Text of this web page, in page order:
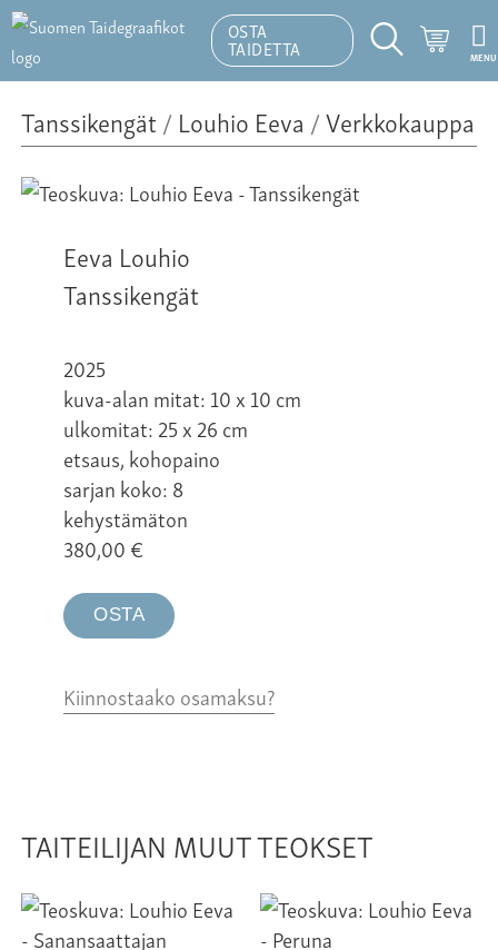
OSTA
TAIDETTA
Hakutoiminto
MENU
Tanssikengät/ Louhio Eeva /Verkkokauppa
Eeva Louhio
Tanssikengät
2025
kuva-alan mitat: 10 x 10 cm
ulkomitat: 25 x 26 cm
etsaus, kohopaino
sarjan koko: 8
kehystämäton
380,00€
OSTA
Kiinnostaako osamaksu?
TAITEILIJAN MUUT TEOKSET